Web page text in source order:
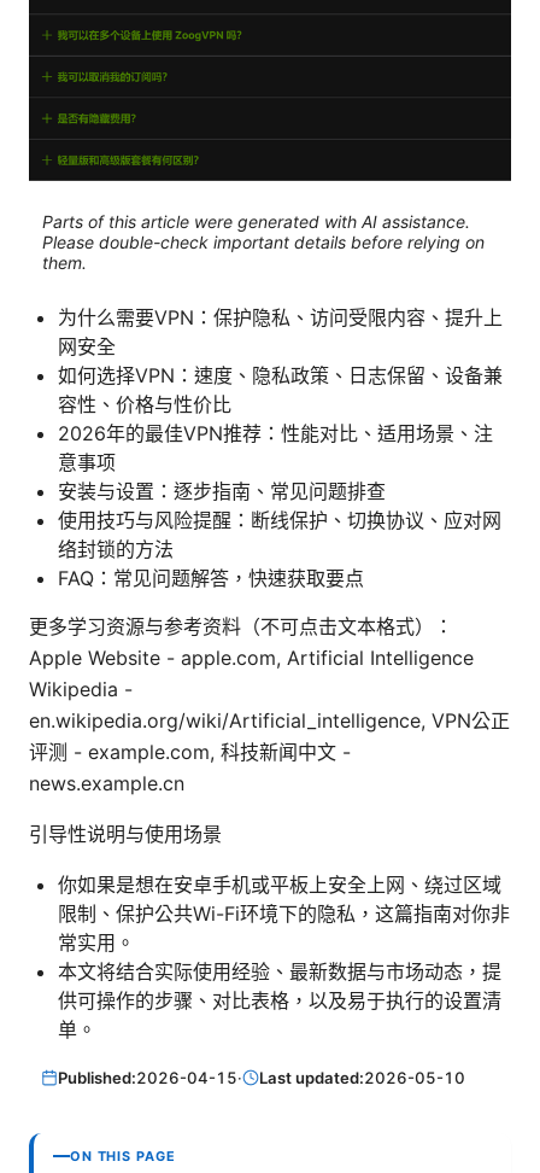
Parts of this article were generated with AI assistance.
Please double-check important details before relying on
them.
为什么需要VPN：保护隐私、访问受限内容、提升上
网安全
如何选择VPN：速度、隐私政策、日志保留、设备兼
容性、价格与性价比
2026年的最佳VPN推荐：性能对比、适用场景、注
意事项
安装与设置：逐步指南、常见问题排查
使用技巧与风险提醒：断线保护、切换协议、应对网
络封锁的方法
FAQ：常见问题解答，快速获取要点
更多学习资源与参考资料（不可点击文本格式）：
Apple Website - apple.com, Artificial Intelligence
Wikipedia -
en.wikipedia.org/wiki/Artificial_intelligence, VPN公正
评测 - example.com, 科技新闻中文 -
news.example.cn
引导性说明与使用场景
你如果是想在安卓手机或平板上安全上网、绕过区域
限制、保护公共Wi-Fi环境下的隐私，这篇指南对你非
常实用。
本文将结合实际使用经验、最新数据与市场动态，提
供可操作的步骤、对比表格，以及易于执行的设置清
单。
Published:2026-04-15· Last updated:2026-05-10
ON THIS PAGE